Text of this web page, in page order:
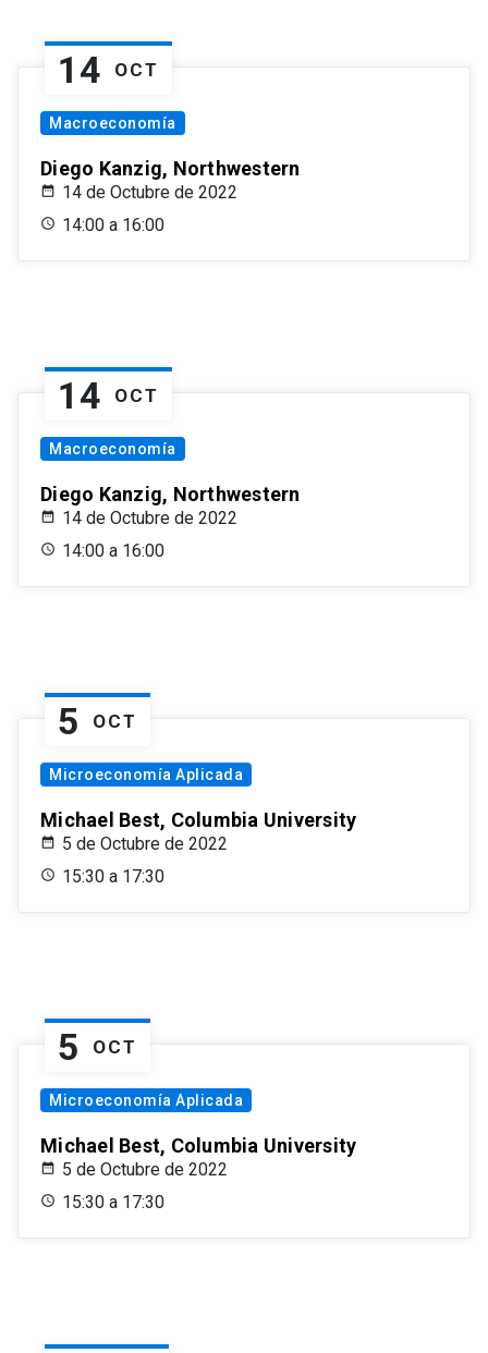
14 OCT
Macroeconomía
Diego Kanzig, Northwestern
14 de Octubre de 2022
14:00 a 16:00
14 OCT
Macroeconomía
Diego Kanzig, Northwestern
14 de Octubre de 2022
14:00 a 16:00
5 OCT
Microeconomía Aplicada
Michael Best, Columbia University
5 de Octubre de 2022
15:30 a 17:30
5 OCT
Microeconomía Aplicada
Michael Best, Columbia University
5 de Octubre de 2022
15:30 a 17:30